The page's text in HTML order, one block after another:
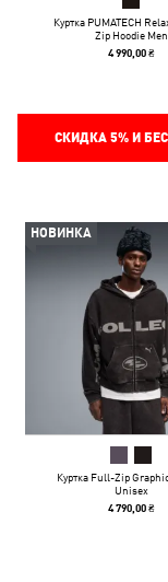
Куртка PUMATECH
Zip Hoodie Men
4 990,00 ₴
СКИДКА 5%И
НОВИНКА
Куртка Full-Zip
Unisex
4 790,00 ₴